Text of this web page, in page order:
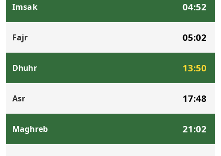
Imsak 04:52
Fajr 05:02
Dhuhr 13:50
Asr 17:48
Maghreb 21:02